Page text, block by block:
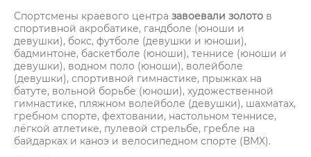
Спортсмены краевого центра завоевали золото в
спортивной акробатике, гандболе (юноши и
девушки), бокс, футболе (девушки и юноши),
бадминтоне, баскетболе (юноши), теннисе (юноши и
девушки), водном поло (юноши), волейболе
(девушки), спортивной гимнастике, прыжках на
батуте, вольной борьбе (юноши), художественной
гимнастике, пляжном волейболе (девушки), шахматах,
гребном спорте, фехтовании, настольном теннисе,
лёгкой атлетике, пулевой стрельбе, гребле на
байдарках и каноэ и велосипедном спорте (ВМХ).